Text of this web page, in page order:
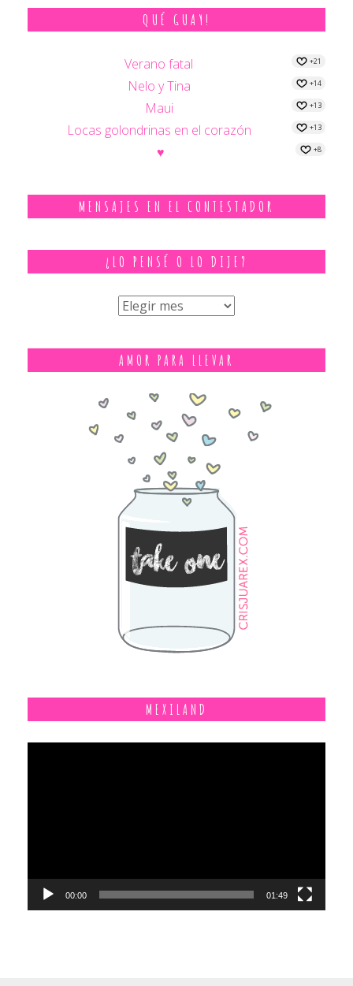
QUÉ GUAY!
Verano fatal +21
Nelo y Tina +14
Maui +13
Locas golondrinas en el corazón +13
♥ +8
MENSAJES EN EL CONTESTADOR
¿LO PENSÉ O LO DIJE?
¿LO
O
LO
AMOR PARA LLEVAR
MEXILAND
00:00 01:49